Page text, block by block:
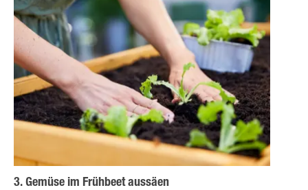
3. Gemüse im Frühbeet aussäen